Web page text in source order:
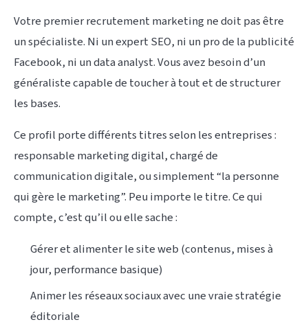
Votre premier recrutement marketing ne doit pas être
un spécialiste. Ni un expert SEO, ni un pro de la publicité
Facebook, ni un data analyst. Vous avez besoin d’un
généraliste capable de toucher à tout et de structurer
les bases.
Ce profil porte différents titres selon les entreprises :
responsable marketing digital, chargé de
communication digitale, ou simplement “la personne
qui gère le marketing”. Peu importe le titre. Ce qui
compte, c’est qu’il ou elle sache :
Gérer et alimenter le site web (contenus, mises à
jour, performance basique)
Animer les réseaux sociaux avec une vraie stratégie
éditoriale